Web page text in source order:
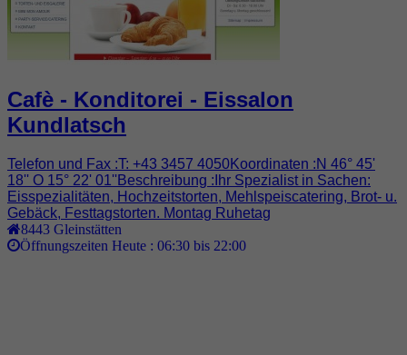
Cafè - Konditorei - Eissalon
Kundlatsch
Telefon und Fax :T: +43 3457 4050Koordinaten :N 46° 45'
18'' O 15° 22' 01''Beschreibung :Ihr Spezialist in Sachen:
Eisspezialitäten, Hochzeitstorten, Mehlspeiscatering, Brot- u.
Gebäck, Festtagstorten. Montag Ruhetag
8443 Gleinstätten
Öffnungszeiten Heute : 06:30 bis 22:00